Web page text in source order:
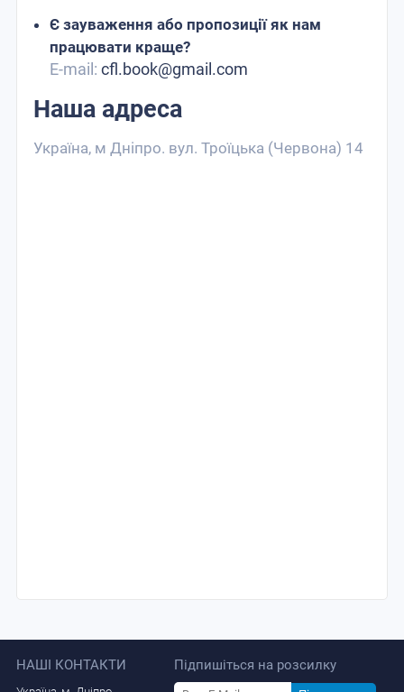
Є зауваження або пропозиції як нам
працювати краще?
E-mail: cfl.book@gmail.com
Наша адреса
Україна, м Дніпро. вул. Троїцька (Червона) 14
НАШІ КОНТАКТИ Підпишіться на розсилку